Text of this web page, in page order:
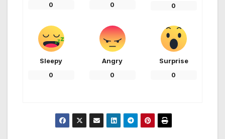
0 0 0
Sleepy
0
Angry
0
Surprise
0